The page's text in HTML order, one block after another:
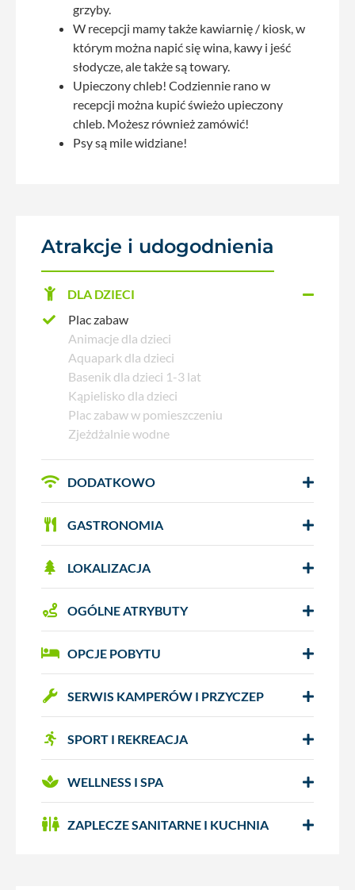
grzyby.
W recepcji mamy także kawiarnię / kiosk, w
którym można napić się wina, kawy i jeść
słodycze, ale także są towary.
Upieczony chleb! Codziennie rano w
recepcji można kupić świeżo upieczony
chleb. Możesz również zamówić!
Psy są mile widziane!
Atrakcje i udogodnienia
DLA DZIECI
Plac zabaw
Animacje dla dzieci
Aquapark dla dzieci
Basenik dla dzieci 1-3 lat
Kąpielisko dla dzieci
Plac zabaw w pomieszczeniu
Zjeżdżalnie wodne
DODATKOWO
GASTRONOMIA
LOKALIZACJA
OGÓLNE ATRYBUTY
OPCJE POBYTU
SERWIS KAMPERÓW I PRZYCZEP
SPORT I REKREACJA
WELLNESS I SPA
ZAPLECZE SANITARNE I KUCHNIA